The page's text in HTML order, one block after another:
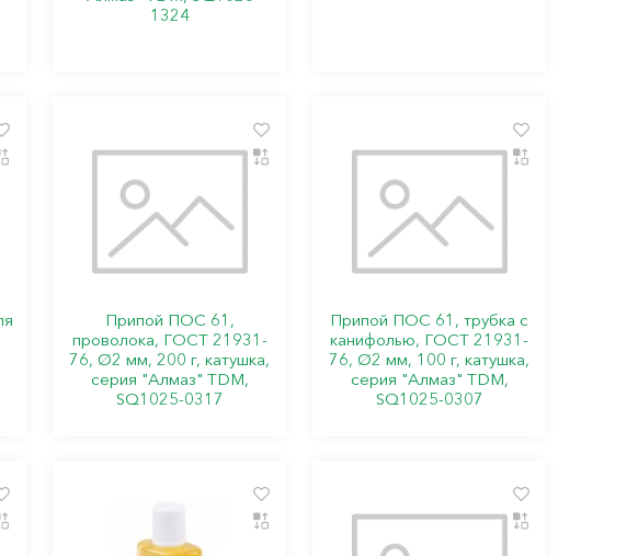
1324
Припой ПОС 61,
проволока, ГОСТ 21931-
76, Ø2 мм, 200 г, катушка,
серия "Алмаз" TDM,
SQ1025-0317
Припой ПОС 61, трубка с
канифолью, ГОСТ 21931-
76, Ø2 мм, 100 г, катушка,
серия "Алмаз" TDM,
SQ1025-0307